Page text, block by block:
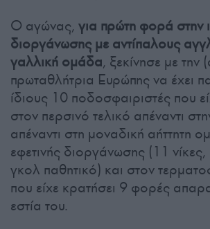
Ο αγώνας, για πρώτη φορά στην
διοργάνωσης με αντίπαλους
γαλλική ομάδα, ξεκίνησε με την
πρωταθλήτρια Ευρώπης να έχει
ίδιους 10 ποδοσφαιριστές που
στον περσινό τελικό απέναντι
απέναντι στη μοναδική αήττητη
εφετινής διοργάνωσης (11
γκολ παθητικό) και στον
που είχε κρατήσει 9 φορές
εστία του.